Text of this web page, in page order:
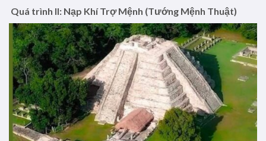
Quá trình II: Nạp Khí Trợ Mệnh (Tướng Mệnh Thuật)